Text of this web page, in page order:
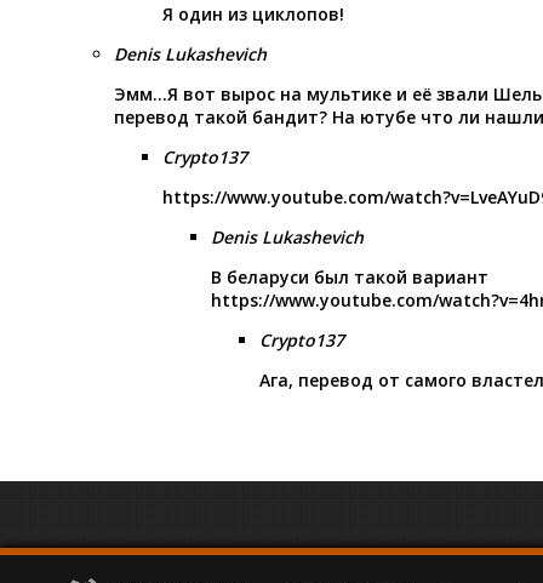
Я один из циклопов!
Denis Lukashevich
Эмм…Я вот вырос на мультике и её звали
перевод такой бандит? На ютубе что ли
Crypto137
https://www.youtube.com/
Denis Lukashevich
В беларуси был такой вариант
https://www.youtube.com/
Crypto137
Ага, перевод от самого